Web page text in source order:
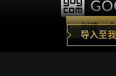
创建一
导入至
CD PROJEKT®, The